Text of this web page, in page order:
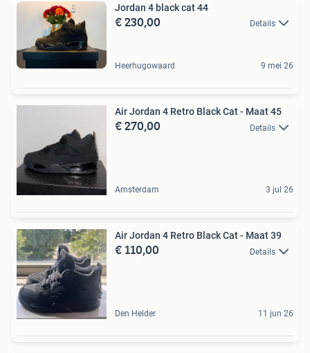
Jordan 4 black cat 44
€ 230,00 Details
Heerhugowaard 9 mei 26
Air Jordan 4 Retro Black Cat - Maat 45
€ 270,00 Details
Amsterdam 3 jul 26
Air Jordan 4 Retro Black Cat - Maat 39
€ 110,00 Details
Den Helder 11 jun 26